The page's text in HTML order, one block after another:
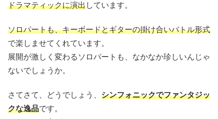
ドラマティックに演出しています。
ソロパートも、キーボードとギターの掛け合いバトル形式
で楽しませてくれています。
展開が激しく変わるソロパートも、なかなか珍しいんじゃ
ないでしょうか。
さてさて、どうでしょう、 シンフォニックでファンタジッ
クな逸品です。